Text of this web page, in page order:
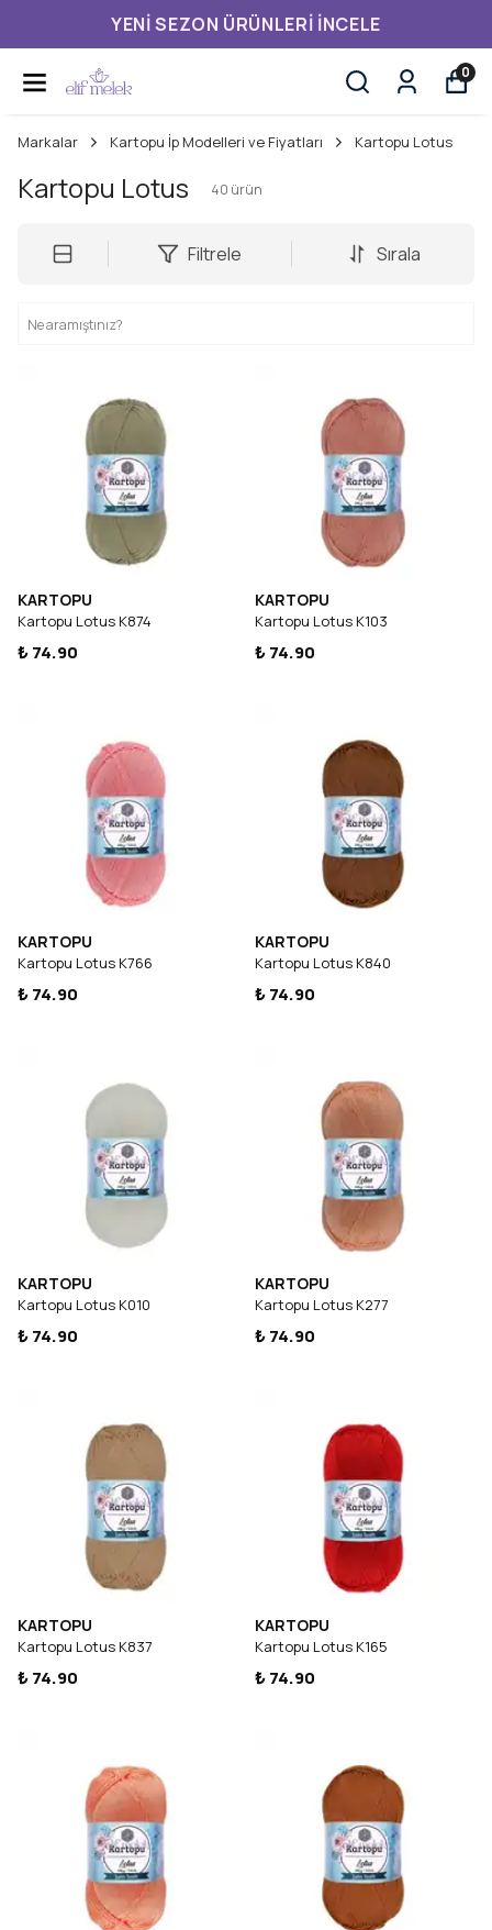
YENI SEZON ÜRÜNLERI İNCELE
0
Markalar Kartopu İp Modelleri ve Fiyatları Kartopu Lotus
Kartopu Lotus 40 ürün
Filtrele Sırala
KARTOPU
Kartopu Lotus K874
₺ 74.90
KARTOPU
Kartopu Lotus K103
₺ 74.90
KARTOPU
Kartopu Lotus K766
₺ 74.90
KARTOPU
Kartopu Lotus K840
₺ 74.90
KARTOPU
Kartopu Lotus K010
₺ 74.90
KARTOPU
Kartopu Lotus K277
₺ 74.90
KARTOPU
Kartopu Lotus K837
₺ 74.90
KARTOPU
Kartopu Lotus K165
₺ 74.90